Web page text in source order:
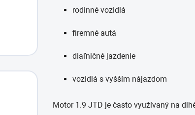
rodinné vozidlá
firemné autá
diaľničné jazdenie
vozidlá s vyšším nájazdom
Motor 1.9 JTD je často využívaný na